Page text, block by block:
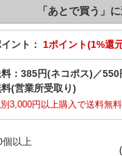
ント： 1ポイント(1%還
： 385円(ネコポス) ／550
(営業所受取り)
3,000円以上購入で送料無料
個以上